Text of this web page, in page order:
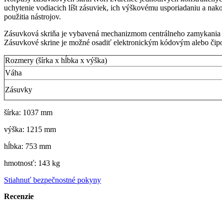
uchytenie vodiacich líšt zásuviek, ich výškovému usporiadaniu a
použitia nástrojov.
Zásuvková skriňa je vybavená mechanizmom centrálneho
Zásuvkové skrine je možné osadiť elektronickým kódovým alebo
Rozmery (šírka x hĺbka x výška)
Váha
Zásuvky
šírka: 1037 mm
výška: 1215 mm
hĺbka: 753 mm
hmotnosť: 143 kg
Stiahnuť bezpečnostné pokyny
Recenzie